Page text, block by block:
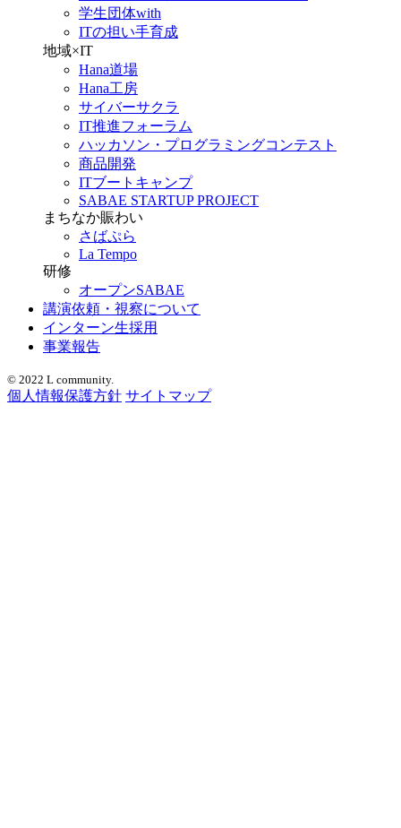
学生団体with
ITの担い手育成
地域×IT
Hana道場
Hana工房
サイバーサクラ
IT推進フォーラム
ハッカソン・プログラミングコンテスト
商品開発
ITブートキャンプ
SABAE STARTUP PROJECT
まちなか賑わい
さばぷら
La Tempo
研修
オープンSABAE
講演依頼・視察について
インターン生採用
事業報告
© 2022 L community.
個人情報保護方針 サイトマップ